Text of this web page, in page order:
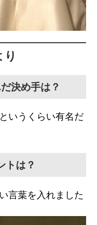
決め手は？
いうくらい有名だ
トは？
言葉を入れました